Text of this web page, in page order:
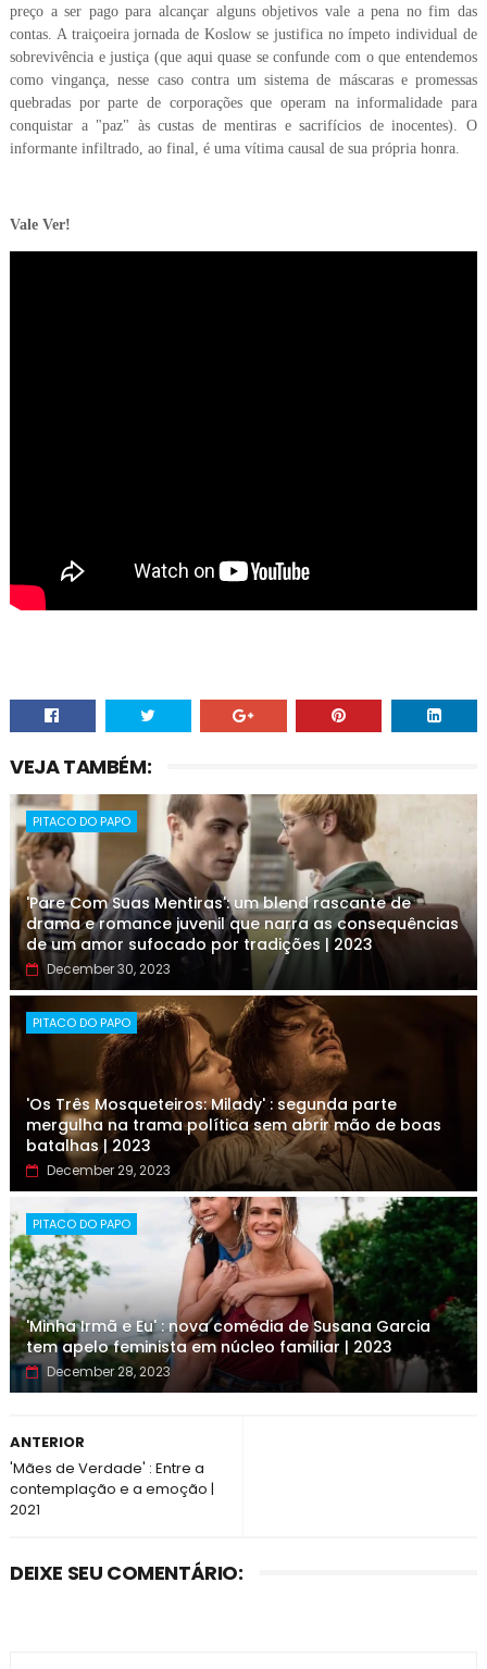
preço a ser pago para alcançar alguns objetivos vale a pena no fim das
contas. A traiçoeira jornada de Koslow se justifica no ímpeto individual de
sobrevivência e justiça (que aqui quase se confunde com o que entendemos
como vingança, nesse caso contra um sistema de máscaras e promessas
quebradas por parte de corporações que operam na informalidade para
conquistar a "paz" às custas de mentiras e sacrifícios de inocentes). O
informante infiltrado, ao final, é uma vítima causal de sua própria honra.
Vale Ver!
VEJA TAMBÉM:
PITACO DO PAPO
'Pare Com Suas Mentiras': um blend rascante de
drama e romance juvenil que narra as consequências
de um amor sufocado por tradições | 2023
December 30, 2023
PITACO DO PAPO
'Os Três Mosqueteiros: Milady' : segunda parte
mergulha na trama política sem abrir mão de boas
batalhas | 2023
December 29, 2023
PITACO DO PAPO
'Minha Irmã e Eu' : nova comédia de Susana Garcia
tem apelo feminista em núcleo familiar | 2023
December 28, 2023
ANTERIOR
'Mães de Verdade' : Entre a
contemplação e a emoção |
2021
DEIXE SEU COMENTÁRIO: